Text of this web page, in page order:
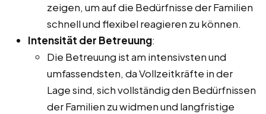
zeigen, um auf die Bedürfnisse der Familien
schnell und flexibel reagieren zu können.
Intensität der Betreuung:
Die Betreuung ist am intensivsten und
umfassendsten, da Vollzeitkräfte in der
Lage sind, sich vollständig den Bedürfnissen
der Familien zu widmen und langfristige